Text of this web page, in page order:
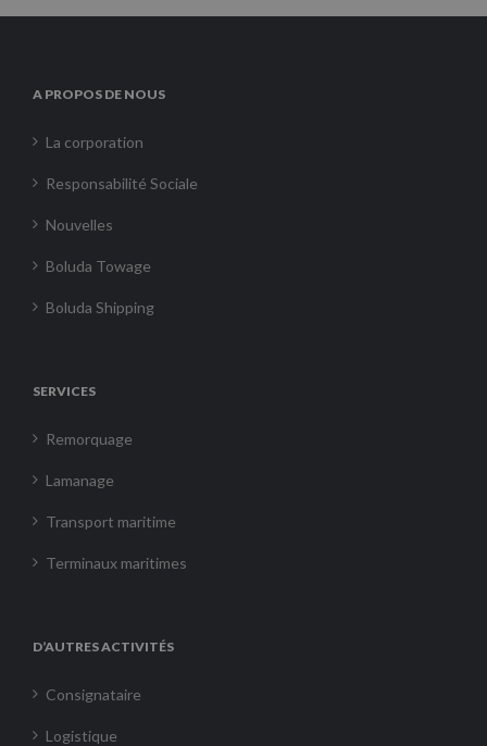
A PROPOS DE NOUS
La corporation
Responsabilité Sociale
Nouvelles
Boluda Towage
Boluda Shipping
SERVICES
Remorquage
Lamanage
Transport maritime
Terminaux maritimes
D’AUTRES ACTIVITÉS
Consignataire
Logistique